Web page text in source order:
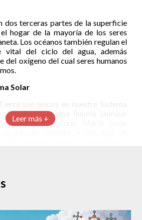
Leer más +
dos terceras partes de la superficie
hogar de la mayoría de los seres
Los océanos también regulan el
vital del ciclo del agua, además
del oxígeno del cual seres humanos
Solar
son únicos en nuestro Sistema
planeta tiene agua líquida (aunque
indican que Marte pudo
se extiende a 60 grados de latitud)
planeta.